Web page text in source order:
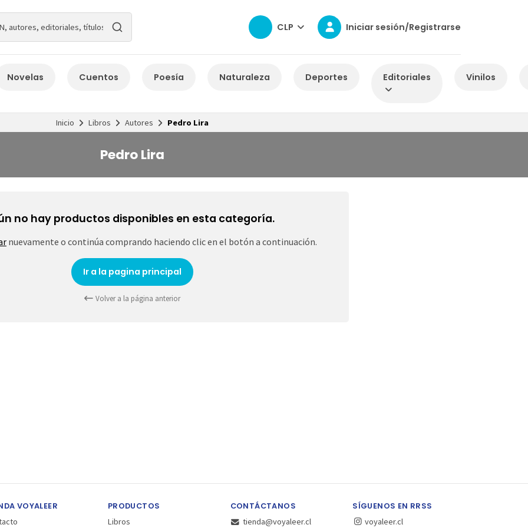
CLP Iniciar sesión/Registrarse
Novelas Cuentos Poesía Naturaleza Deportes Editoriales Vinilos
Inicio Libros Autores Pedro Lira
Pedro Lira
no hay productos disponibles en esta categoría.
nuevamente o continúa comprando haciendo clic en el botón a continuación.
Ir a la pagina principal
Volver a la página anterior
VOYALEER PRODUCTOS
Libros
CONTÁCTANOS
tienda@voyaleer.cl
SÍGUENOS EN RRSS
voyaleer.cl